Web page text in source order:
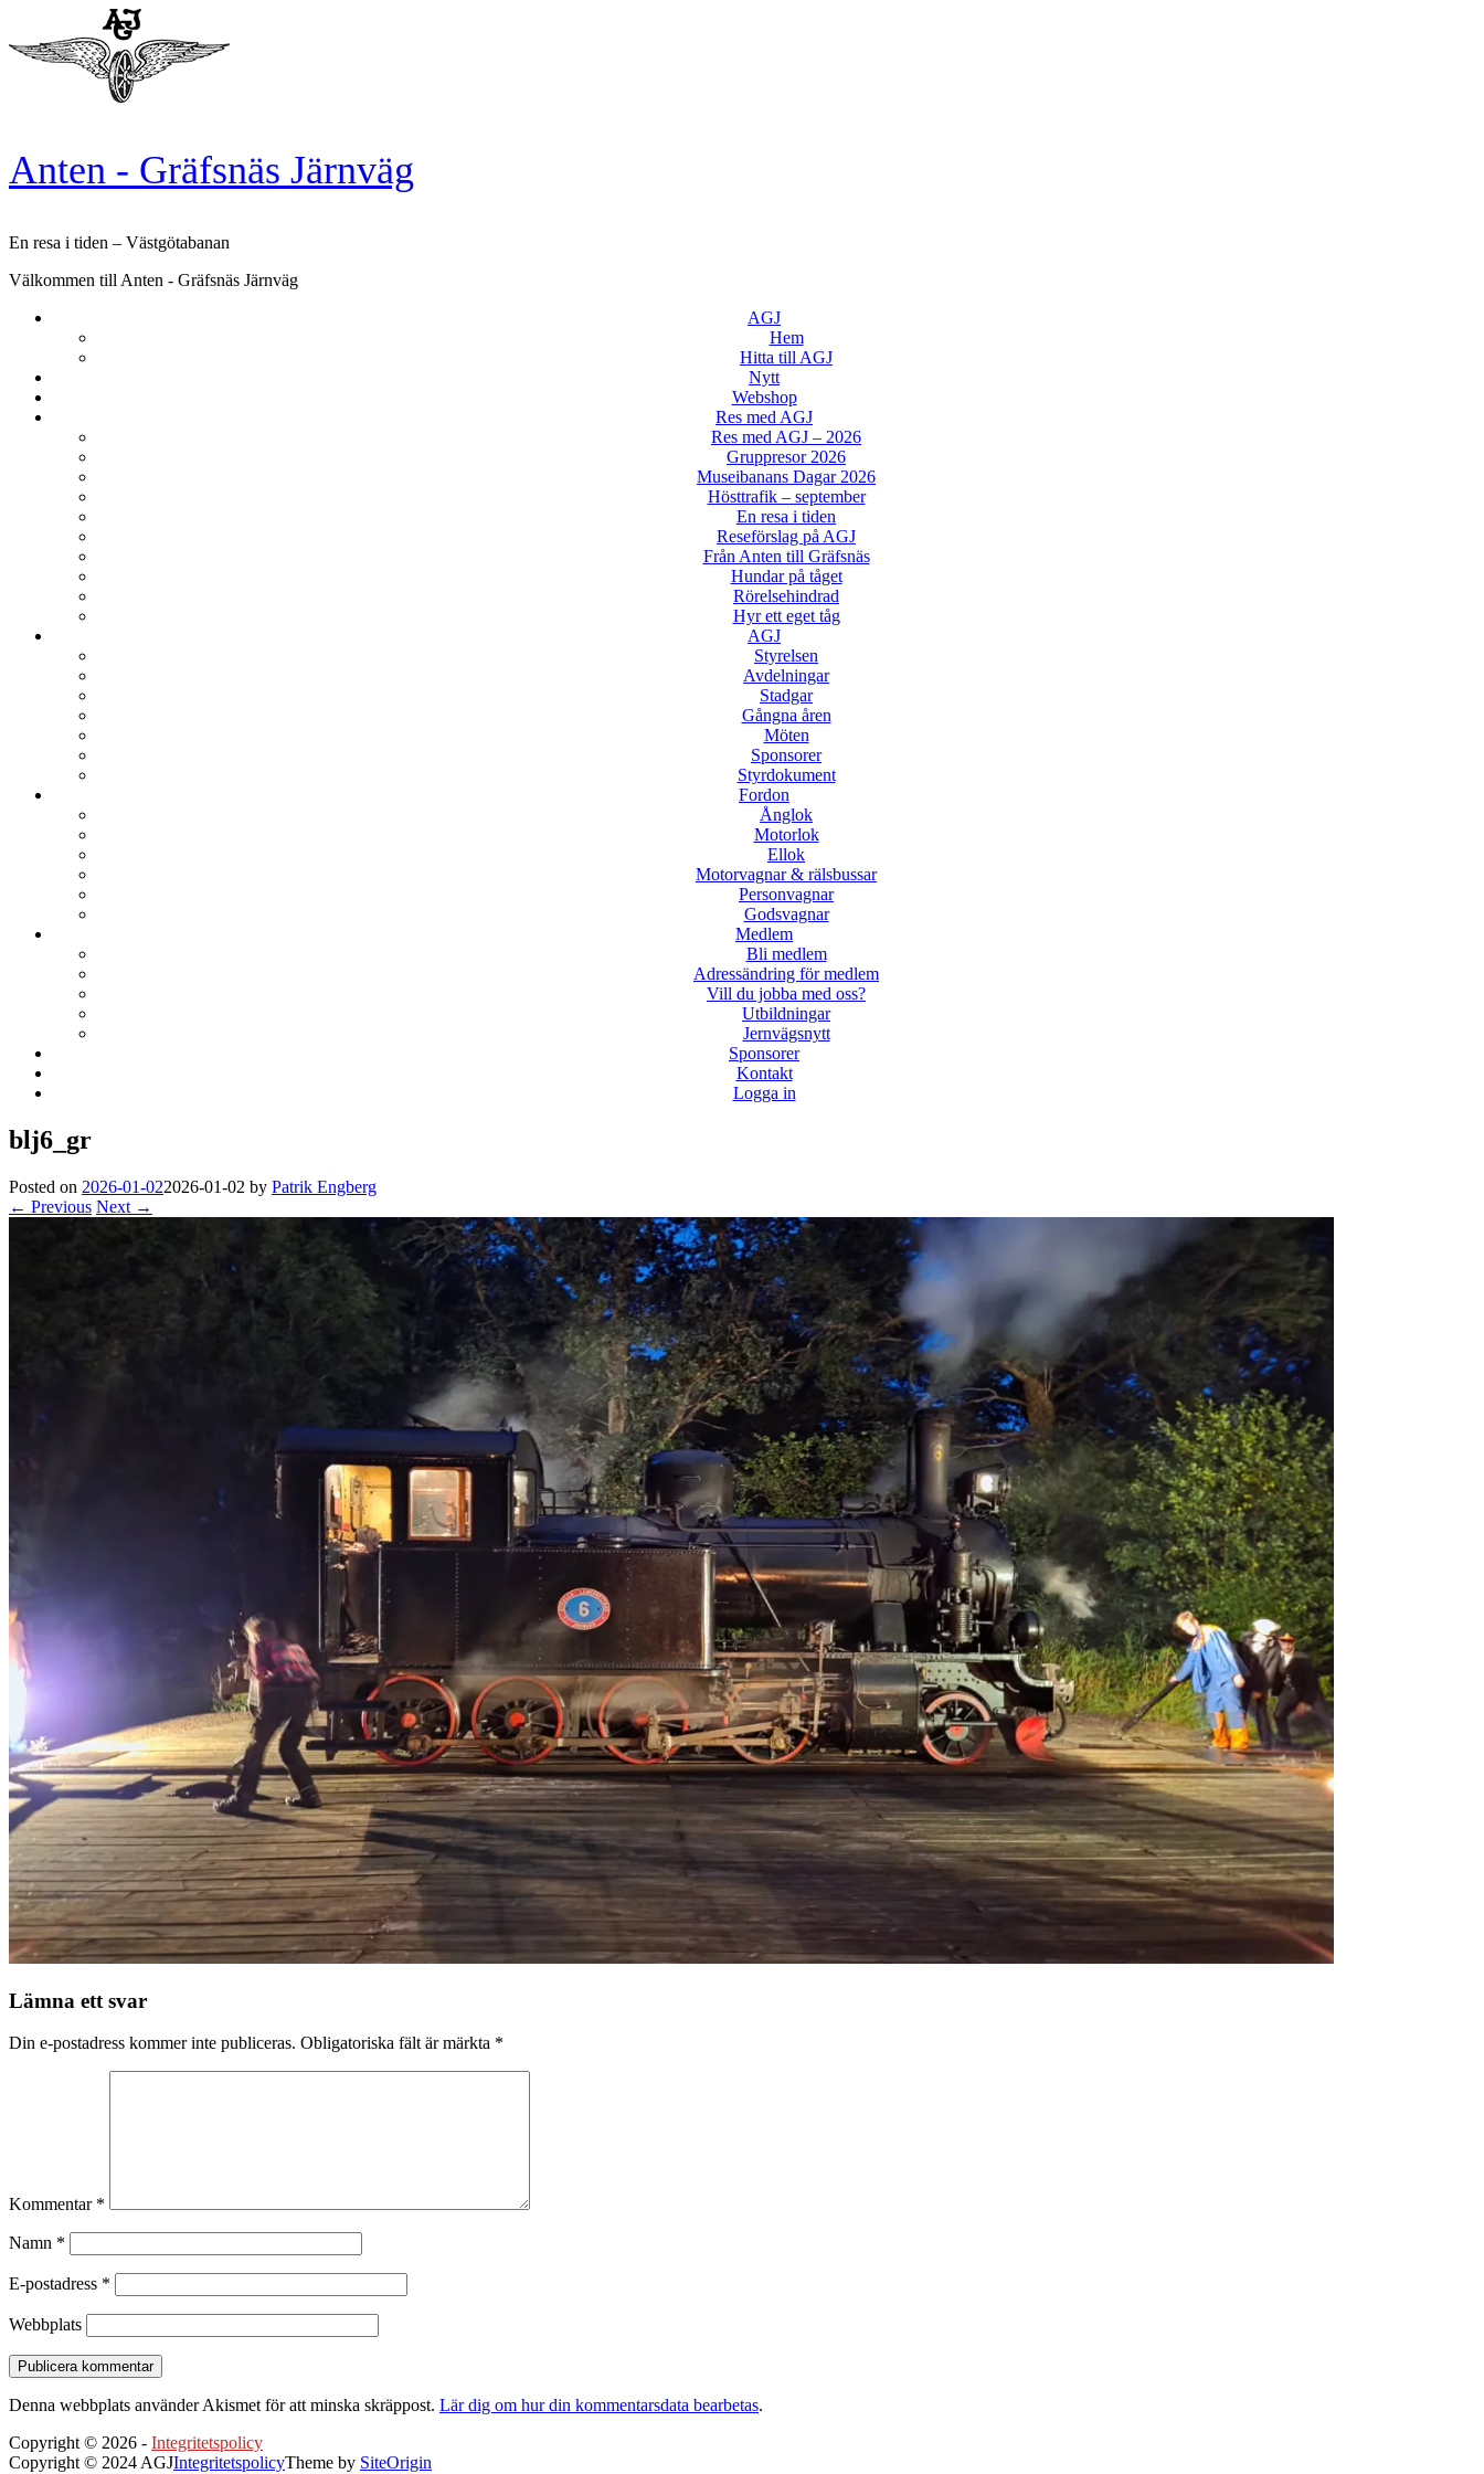
content
Anten - Gräfsnäs Järnväg
En resa i tiden – Västgötabanan
Välkommen till Anten - Gräfsnäs Järnväg
AGJ
Hem
Hitta till AGJ
Nytt
Webshop
Res med AGJ
Res med AGJ – 2026
Gruppresor 2026
Museibanans Dagar 2026
Hösttrafik – september
En resa i tiden
Reseförslag på AGJ
Från Anten till Gräfsnäs
Hundar på tåget
Rörelsehindrad
Hyr ett eget tåg
AGJ
Styrelsen
Avdelningar
Stadgar
Gångna åren
Möten
Sponsorer
Styrdokument
Fordon
Ånglok
Motorlok
Ellok
Motorvagnar & rälsbussar
Personvagnar
Godsvagnar
Medlem
Bli medlem
Adressändring för medlem
Vill du jobba med oss?
Utbildningar
Jernvägsnytt
Sponsorer
Kontakt
Logga in
blj6_gr
Posted on 2026-01-022026-01-02 by Patrik Engberg
← Previous Next →
Lämna ett svar
Din e-postadress kommer inte publiceras. Obligatoriska fält är märkta *
Kommentar *
Namn *
E-postadress *
Webbplats
Denna webbplats använder Akismet för att minska skräppost. Lär dig om hur din kommentarsdata bearbetas.
Copyright © 2026 - Integritetspolicy
Copyright © 2024 AGJIntegritetspolicyTheme by SiteOrigin